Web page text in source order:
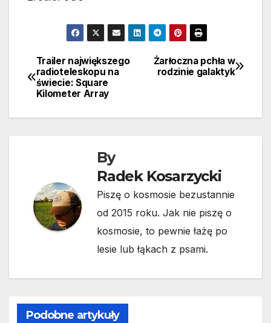
Nawigacja
wpisu
Żarłoczna pchła w
rodzinie galaktyk
Trailer największego
radioteleskopu na
świecie: Square
Kilometer Array
By
Radek Kosarzycki
Piszę o kosmosie bezustannie
od 2015 roku. Jak nie piszę o
kosmosie, to pewnie łażę po
lesie lub łąkach z psami.
Podobne artykuły